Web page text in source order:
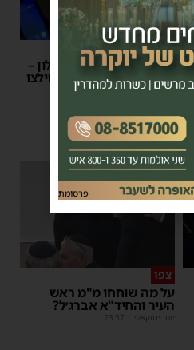
צפו
תינוק ננעל ברכב באשקלון –
המתנדבים האשדודים חילצו
אותו בשלום
1
על מה שוחחו מ"מ ראש
העיר והחיד"א אברג׳ל?
יוסי יחזקאלי |
23:37
פרסומת